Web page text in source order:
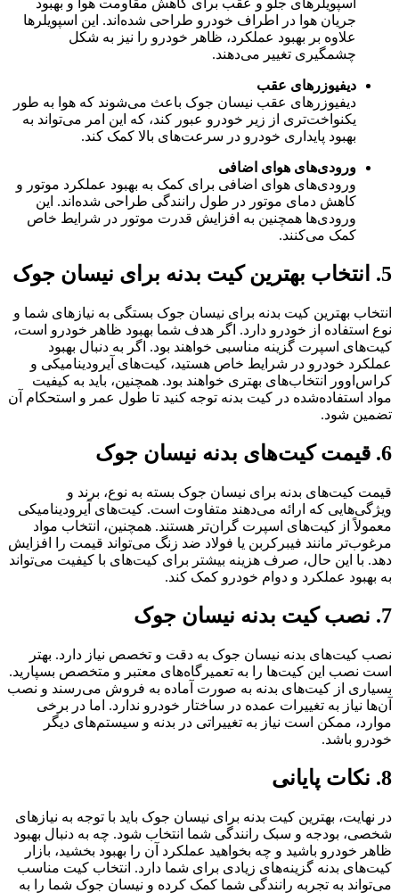
اسپویلرهای جلو و عقب برای کاهش مقاومت هوا و بهبود
جریان هوا در اطراف خودرو طراحی شده‌اند. این اسپویلرها
علاوه بر بهبود عملکرد، ظاهر خودرو را نیز به شکل
چشمگیری تغییر می‌دهند.
دیفیوزرهای عقب
دیفیوزرهای عقب نیسان جوک باعث می‌شوند که هوا به طور
یکنواخت‌تری از زیر خودرو عبور کند، که این امر می‌تواند به
بهبود پایداری خودرو در سرعت‌های بالا کمک کند.
ورودی‌های هوای اضافی
ورودی‌های هوای اضافی برای کمک به بهبود عملکرد موتور و
کاهش دمای موتور در طول رانندگی طراحی شده‌اند. این
ورودی‌ها همچنین به افزایش قدرت موتور در شرایط خاص
کمک می‌کنند.
5. انتخاب بهترین کیت بدنه برای نیسان جوک
انتخاب بهترین کیت بدنه برای نیسان جوک بستگی به نیازهای شما و
نوع استفاده از خودرو دارد. اگر هدف شما بهبود ظاهر خودرو است،
کیت‌های اسپرت گزینه مناسبی خواهند بود. اگر به دنبال بهبود
عملکرد خودرو در شرایط خاص هستید، کیت‌های آیرودینامیکی و
کراس‌اوور انتخاب‌های بهتری خواهند بود. همچنین، باید به کیفیت
مواد استفاده‌شده در کیت بدنه توجه کنید تا طول عمر و استحکام آن
تضمین شود.
6. قیمت کیت‌های بدنه نیسان جوک
قیمت کیت‌های بدنه برای نیسان جوک بسته به نوع، برند و
ویژگی‌هایی که ارائه می‌دهند متفاوت است. کیت‌های آیرودینامیکی
معمولاً از کیت‌های اسپرت گران‌تر هستند. همچنین، انتخاب مواد
مرغوب‌تر مانند فیبرکربن یا فولاد ضد زنگ می‌تواند قیمت را افزایش
دهد. با این حال، صرف هزینه بیشتر برای کیت‌های با کیفیت می‌تواند
به بهبود عملکرد و دوام خودرو کمک کند.
7. نصب کیت بدنه نیسان جوک
نصب کیت‌های بدنه نیسان جوک به دقت و تخصص نیاز دارد. بهتر
است نصب این کیت‌ها را به تعمیرگاه‌های معتبر و متخصص بسپارید.
بسیاری از کیت‌های بدنه به صورت آماده به فروش می‌رسند و نصب
آن‌ها نیاز به تغییرات عمده در ساختار خودرو ندارد. اما در برخی
موارد، ممکن است نیاز به تغییراتی در بدنه و سیستم‌های دیگر
خودرو باشد.
8. نکات پایانی
در نهایت، بهترین کیت بدنه برای نیسان جوک باید با توجه به نیازهای
شخصی، بودجه و سبک رانندگی شما انتخاب شود. چه به دنبال بهبود
ظاهر خودرو باشید و چه بخواهید عملکرد آن را بهبود بخشید، بازار
کیت‌های بدنه گزینه‌های زیادی برای شما دارد. انتخاب کیت مناسب
می‌تواند به تجربه رانندگی شما کمک کرده و نیسان جوک شما را به